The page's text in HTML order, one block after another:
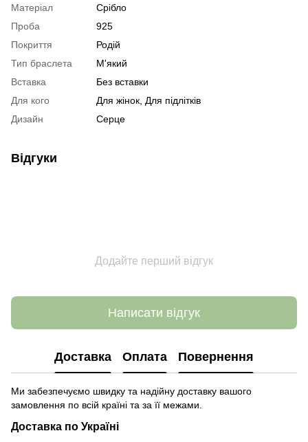
Матеріал
Срібло
Проба
925
Покриття
Родій
Тип браслета
М'який
Вставка
Без вставки
Для кого
Для жінок, Для підлітків
Дизайн
Серце
Відгуки
Додайте перший відгук
Написати відгук
Доставка Оплата Повернення
Ми забезпечуємо швидку та надійну доставку вашого
замовлення по всій країні та за її межами.
Доставка по Україні